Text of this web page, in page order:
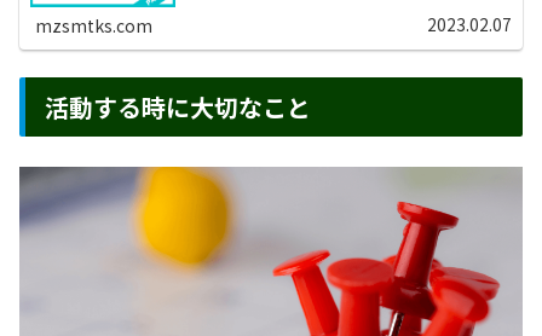
mzsmtks.com 2023.02.07
活動する時に大切なこと